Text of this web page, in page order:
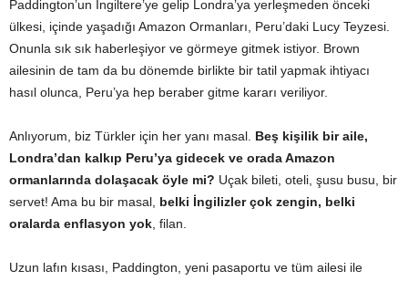
Paddington’un İngiltere’ye gelip Londra’ya yerleşmeden önceki
ülkesi, içinde yaşadığı Amazon Ormanları, Peru’daki Lucy Teyzesi.
Onunla sık sık haberleşiyor ve görmeye gitmek istiyor. Brown
ailesinin de tam da bu dönemde birlikte bir tatil yapmak ihtiyacı
hasıl olunca, Peru’ya hep beraber gitme kararı veriliyor.
Anlıyorum, biz Türkler için her yanı masal. Beş kişilik bir aile,
Londra’dan kalkıp Peru’ya gidecek ve orada Amazon
ormanlarında dolaşacak öyle mi? Uçak bileti, oteli, şusu busu, bir
servet! Ama bu bir masal, belki İngilizler çok zengin, belki
oralarda enflasyon yok , filan.
Uzun lafın kısası, Paddington, yeni pasaportu ve tüm ailesi ile